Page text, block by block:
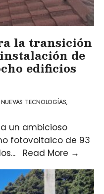
la transición
de
edificios
NUEVAS TECNOLOGÍAS,
un ambicioso
fotovoltaico de 93
... Read More →